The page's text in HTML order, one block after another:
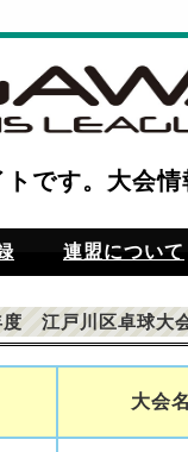
です。大会
連盟について
度 江戸川区卓球大
大会名